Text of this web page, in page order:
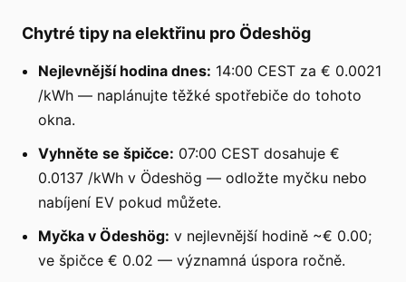
Chytré tipy na elektřinu pro Ödeshög
Nejlevnější hodina dnes: 14:00 CEST za € 0.0021
/kWh — naplánujte těžké spotřebiče do tohoto
okna.
Vyhněte se špičce: 07:00 CEST dosahuje €
0.0137 /kWh v Ödeshög — odložte myčku nebo
nabíjení EV pokud můžete.
Myčka v Ödeshög: v nejlevnější hodině ~€ 0.00;
ve špičce € 0.02 — významná úspora ročně.